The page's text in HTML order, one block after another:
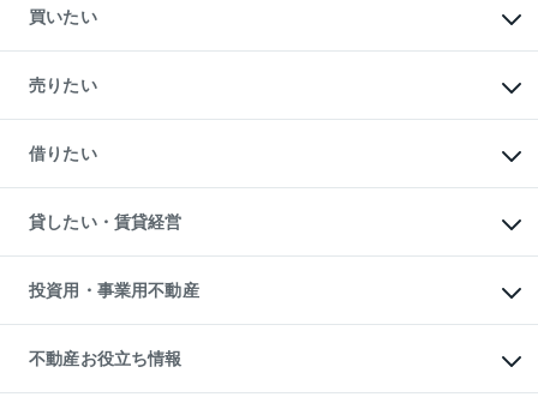
買いたい
新築・分譲マンションの購入
中古マンションの購入
一戸建ての購入
中古一戸建ての購入
不動産購入の流れ
注目キーワード物件特集
購入ガイド
English 繁体中文簡体中文
売りたい
一戸建ての売却・査定
土地の売却・査定
スピードAI査定
不動産査定について
不動産売却の流れ
不動産買換えの流れ
売却ガイド
借りたい
オフィス・店舗の賃貸
借りるときの流れ
借りるガイド
貸したい・賃貸経営
マンション賃料データ
賃貸管理プラン
リロケーションについて
貸すガイド
投資用・事業用不動産
事業用不動産
マンション投資
投資用マンション
不動産お役立ち情報